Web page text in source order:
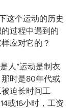
这个运动的历史
过程中遇到的
应对它的？
人”运动是制衣
时是80年代或
迫长时间工
或16小时，工资